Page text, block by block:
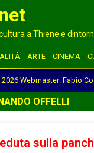
a Thiene e
ARTE CINEMA
Webmaster: Fabio
OFFELLI
sulla